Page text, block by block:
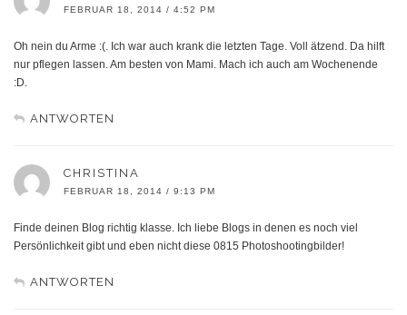
FEBRUAR 18, 2014 / 4:52 PM
Oh nein du Arme :(. Ich war auch krank die letzten Tage. Voll ätzend. Da hilft
nur pflegen lassen. Am besten von Mami. Mach ich auch am Wochenende
:D.
ANTWORTEN
CHRISTINA
FEBRUAR 18, 2014 / 9:13 PM
Finde deinen Blog richtig klasse. Ich liebe Blogs in denen es noch viel
Persönlichkeit gibt und eben nicht diese 0815 Photoshootingbilder!
ANTWORTEN